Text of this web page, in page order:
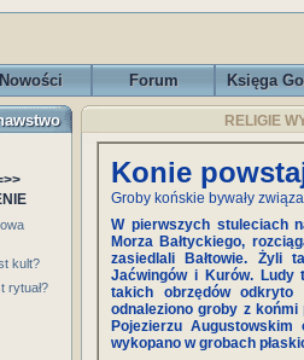
Nowości Forum Księga
kult?
rytuał?
RELIGIE
Konie
Groby końskie bywały
W pierwszych stuleciach
Morza Bałtyckiego,
zasiedlali Bałtowie. Żyli
Jaćwingów i Kurów. Ludy
takich obrzędów odkryto
odnaleziono groby z końmi
Pojezierzu
wykopano w grobach